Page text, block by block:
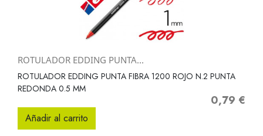
ROTULADOR EDDING PUNTA...
ROTULADOR EDDING PUNTA FIBRA 1200 ROJO N.2 PUNTA
REDONDA 0.5 MM
Precio
0,79 €
Añadir al carrito